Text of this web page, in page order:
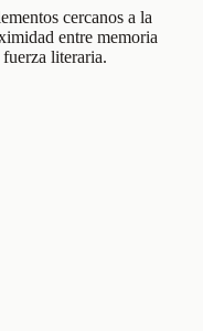
cercanos a la
entre memoria
literaria.